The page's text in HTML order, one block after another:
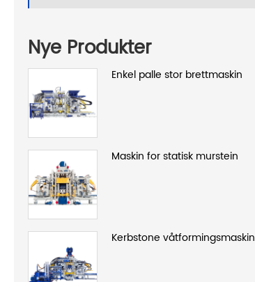
Nye Produkter
Enkel palle stor brettmaskin
Maskin for statisk murstein
Kerbstone våtformingsmaskin